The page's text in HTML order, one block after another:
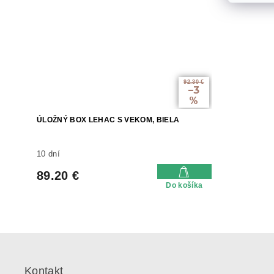
92.30 €
–3
%
ÚLOŽNÝ BOX LEHAC S VEKOM, BIELA
10 dní
89.20 €
Do košíka
Kontakt